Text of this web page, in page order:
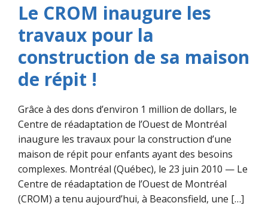
Le CROM inaugure les
travaux pour la
construction de sa maison
de répit !
Grâce à des dons d’environ 1 million de dollars, le
Centre de réadaptation de l’Ouest de Montréal
inaugure les travaux pour la construction d’une
maison de répit pour enfants ayant des besoins
complexes. Montréal (Québec), le 23 juin 2010 — Le
Centre de réadaptation de l’Ouest de Montréal
(CROM) a tenu aujourd’hui, à Beaconsfield, une […]